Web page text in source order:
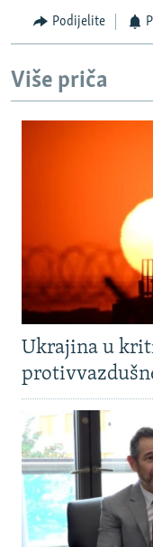
POPLAVE I KLIZIŠTA U
TV LIBERTY
TRI DECENIJE OD RATA U
SVE KARTE DEJTONA
NASTANAK I RASPAD
PRATITE NAS
Sve RFE/RL
Podijelite
Više priča
Ukrajina u